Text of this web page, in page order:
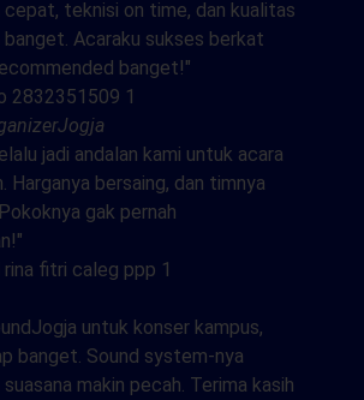
cepat, teknisi on time, dan kualitas
banget. Acaraku sukses berkat
banget!"
Jogja
jadi andalan kami untuk acara
Harganya bersaing, dan timnya
gak pernah
untuk konser kampus,
banget. Sound system-nya
makin pecah. Terima kasih